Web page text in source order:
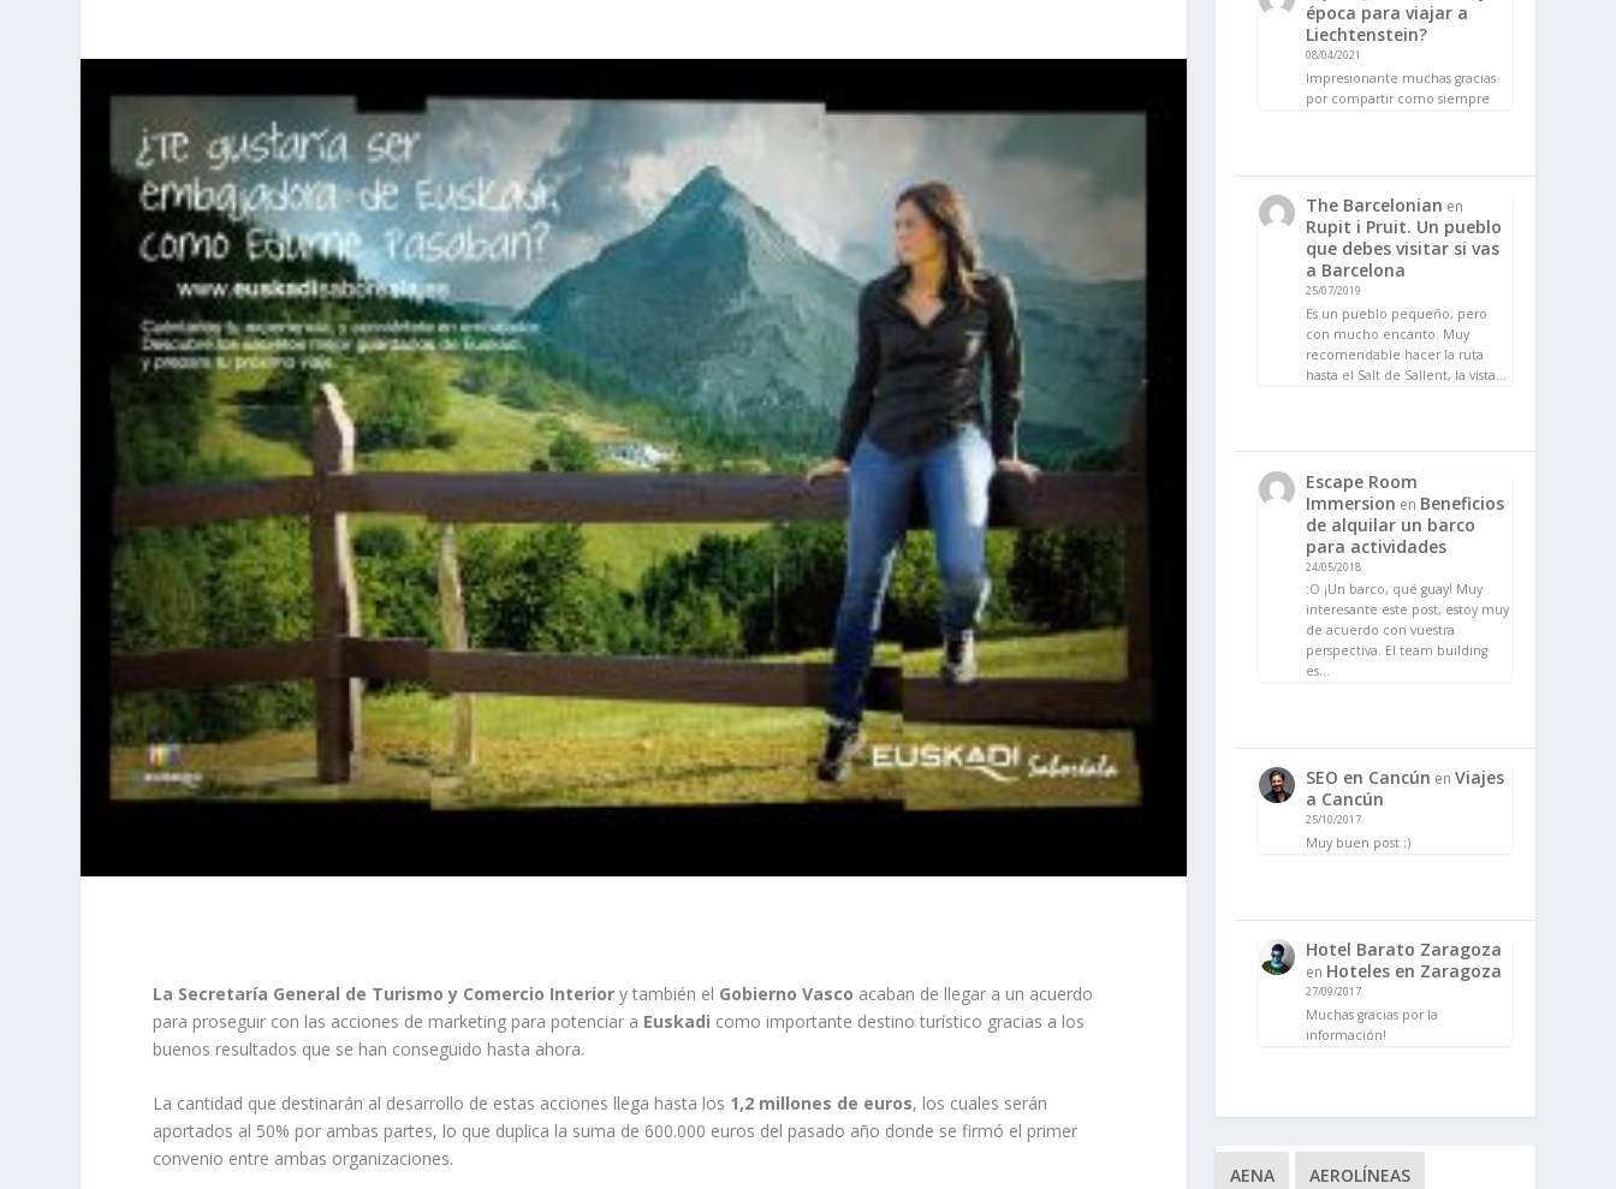
La Secretaría General de Turismo y Comercio Interior y también el Gobierno Vasco acaban de llegar a un acuerdo
para proseguir con las acciones de marketing para potenciar a Euskadi como importante destino turístico gracias a los
buenos resultados que se han conseguido hasta ahora.
La cantidad que destinarán al desarrollo de estas acciones llega hasta los 1,2 millones de euros, los cuales serán
aportados al 50% por ambas partes, lo que duplica la suma de 600.000 euros del pasado año donde se firmó el primer
convenio entre ambas organizaciones.
época para viajar a
Liechtenstein?
08/04/2021
Impresionante muchas gracias
por compartir como siempre
The Barcelonian en
Rupit i Pruit. Un pueblo
que debes visitar si vas
a Barcelona
25/07/2019
Es un pueblo pequeño, pero
con mucho encanto. Muy
recomendable hacer la ruta
hasta el Salt de Sallent, la vista…
Escape Room
Immersion en Beneficios
de alquilar un barco
para actividades
24/05/2018
:O ¡Un barco, qué guay! Muy
interesante este post, estoy muy
de acuerdo con vuestra
perspectiva. El team building
es…
SEO en Cancún en Viajes
a Cancún
25/10/2017
Muy buen post ;)
Hotel Barato Zaragoza
en Hoteles en Zaragoza
27/09/2017
Muchas gracias por la
información!
AENA AEROLÍNEAS